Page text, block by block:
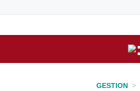
Perú
GESTION >